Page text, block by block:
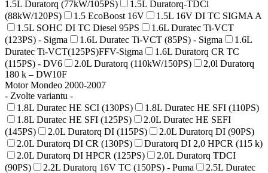
1.5L Duratorq (77kW/105PS)
1.5L Duratorq-TDCi
(88kW/120PS)
1.5 EcoBoost 16V
1.5L 16V DI TC SIGMA A
1.5L SOHC DI TC Diesel 95PS
1.6L Duratec Ti-VCT
(123PS) - Sigma
1.6L Duratec Ti-VCT (85PS) - Sigma
1.6L
Duratec Ti-VCT(125PS)FFV-Sigma
1.6L Duratorq CR TC
(115PS) - DV6
2.0L Duratorq (110kW/150PS)
2,0l Duratorq
180 k – DW10F
Motor Mondeo 2000-2007
- Zvolte variantu -
1.8L Duratec HE SCI (130PS)
1.8L Duratec HE SFI (110PS)
1.8L Duratec HE SFI (125PS)
2.0L Duratec HE SEFI
(145PS)
2.0L Duratorq DI (115PS)
2.0L Duratorq DI (90PS)
2.0L Duratorq DI CR (130PS)
Duratorq DI 2,0 HPCR (115 k)
2.0L Duratorq DI HPCR (125PS)
2.0L Duratorq TDCI
(90PS)
2.2L Duratorq 16V TC (150PS) - Puma
2.5L Duratec